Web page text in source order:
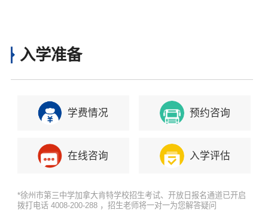
入学准备
学费情况 预约咨询
在线咨询 入学评估
*徐州市第三中学加拿大肯特学校招生考试、开放日报名通道已开启
拨打电话 4008-200-288 ，招生老师将一对一为您解答疑问